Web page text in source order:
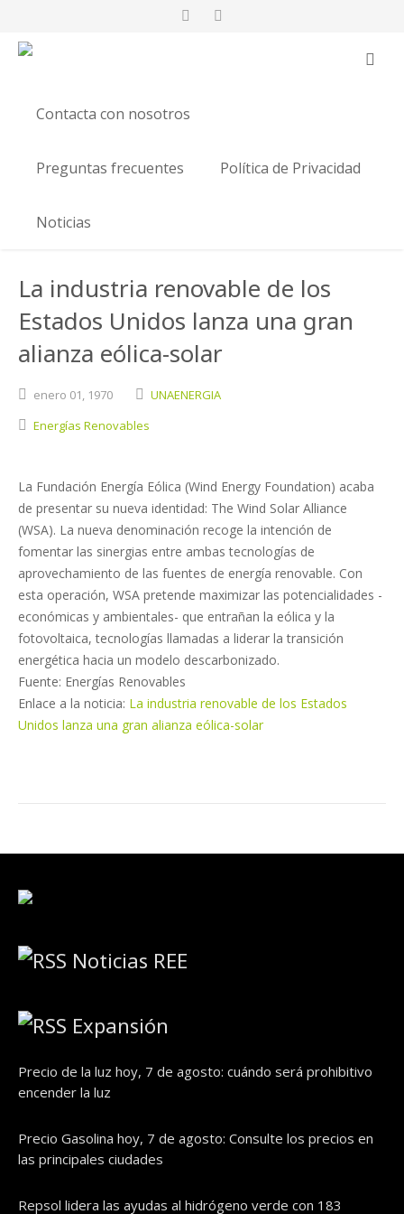
Contacta con nosotros
Preguntas frecuentes Política de Privacidad
Noticias
La industria renovable de los
Estados Unidos lanza una gran
alianza eólica-solar
enero 01, 1970
UNAENERGIA
Energías Renovables
La Fundación Energía Eólica (Wind Energy Foundation) acaba
de presentar su nueva identidad: The Wind Solar Alliance
(WSA). La nueva denominación recoge la intención de
fomentar las sinergias entre ambas tecnologías de
aprovechamiento de las fuentes de energía renovable. Con
esta operación, WSA pretende maximizar las potencialidades -
económicas y ambientales- que entrañan la eólica y la
fotovoltaica, tecnologías llamadas a liderar la transición
energética hacia un modelo descarbonizado.
Fuente: Energías Renovables
Enlace a la noticia: La industria renovable de los Estados
Unidos lanza una gran alianza eólica-solar
Noticias REE
Expansión
Precio de la luz hoy, 7 de agosto: cuándo será prohibitivo
encender la luz
Precio Gasolina hoy, 7 de agosto: Consulte los precios en
las principales ciudades
Repsol lidera las ayudas al hidrógeno verde con 183